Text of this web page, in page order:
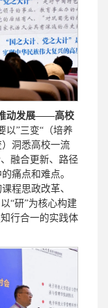
动发展——高校
以”三变“（培养
洞悉高校一流
融合更新、路径
痛点和难点。
程思政改革、
“研”为核心构建
行合一的实践体